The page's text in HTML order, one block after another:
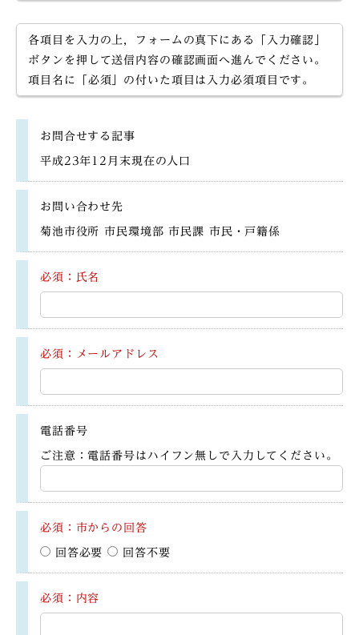
各項目を入力の上，フォームの真下にある「入力確認」
ボタンを押して送信内容の確認画面へ進んでください。
項目名に「必須」の付いた項目は入力必須項目です。
お問合せする記事
平成23年12月末現在の人口
お問い合わせ先
菊池市役所 市民環境部 市民課 市民・戸籍係
必須：氏名
必須：メールアドレス
電話番号
ご注意：電話番号はハイフン無しで入力してください。
必須：市からの回答
回答必要 回答不要
必須：内容